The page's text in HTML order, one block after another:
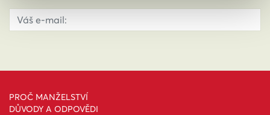
PROČ MANŽELSTVÍ
DŮVODY A ODPOVĚDI